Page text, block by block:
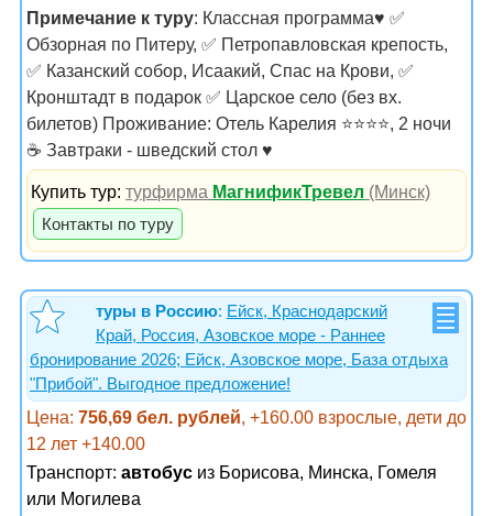
Примечание к туру: Классная программа♥️ ✅
Обзорная по Питеру, ✅ Петропавловская крепость,
✅ Казанский собор, Исаакий, Спас на Крови, ✅
Кронштадт в подарок ✅ Царское село (без вх.
билетов) Проживание: Отель Карелия ⭐⭐⭐⭐, 2 ночи
☕ Завтраки - шведский стол ♥️
Купить тур:турфирма МагнификТревел (Минск)
Контакты по туру
туры в Россию: Ейск, Краснодарский
Край, Россия, Азовское море - Раннее
бронирование 2026; Ейск, Азовское море, База отдыха
"Прибой". Выгодное предложение!
Цена: 756,69 бел. рублей, +160.00 взрослые, дети до
12 лет +140.00
Транспорт: автобус из Борисова, Минска, Гомеля
или Могилева